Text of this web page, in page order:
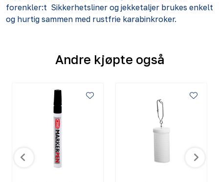
forenkler:t Sikkerhetsliner og jekketaljer brukes enkelt
og hurtig sammen med rustfrie karabinkroker.
Andre kjøpte også